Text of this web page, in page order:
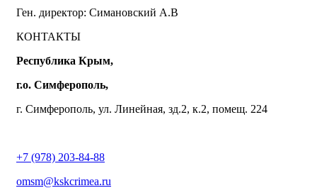
Ген. директор: Симановский А.В
КОНТАКТЫ
Республика Крым,
г.о. Симферополь,
г. Симферополь, ул. Линейная, зд.2, к.2, помещ. 224
+7 (978) 203-84-88
omsm@kskcrimea.ru